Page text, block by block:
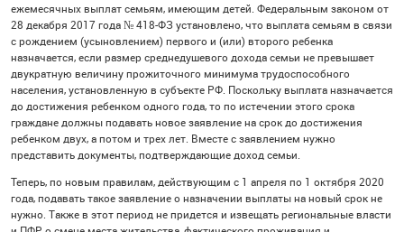
ежемесячных выплат семьям, имеющим детей. Федеральным законом от
28 декабря 2017 года № 418-ФЗ установлено, что выплата семьям в связи
с рождением (усыновлением) первого и (или) второго ребенка
назначается, если размер среднедушевого дохода семьи не превышает
двукратную величину прожиточного минимума трудоспособного
населения, установленную в субъекте РФ. Поскольку выплата назначается
до достижения ребенком одного года, то по истечении этого срока
граждане должны подавать новое заявление на срок до достижения
ребенком двух, а потом и трех лет. Вместе с заявлением нужно
представить документы, подтверждающие доход семьи.
Теперь, по новым правилам, действующим с 1 апреля по 1 октября 2020
года, подавать такое заявление о назначении выплаты на новый срок не
нужно. Также в этот период не придется и извещать региональные власти